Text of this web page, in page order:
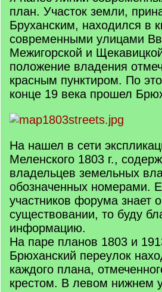
план. Участок земли,
Бруханским, находился в
современными улицами
Межигорской и
положение владения
красным пунктиром. По
конце 19 века прошел
На нашел в сети
Меленского 1803 г.,
владельцев земельных
обозначенных номерами.
участников форума знает
существовании, то буду
информацию.
На паре планов 1803 и
Брюханский переулок
каждого плана,
крестом. В левом нижнем